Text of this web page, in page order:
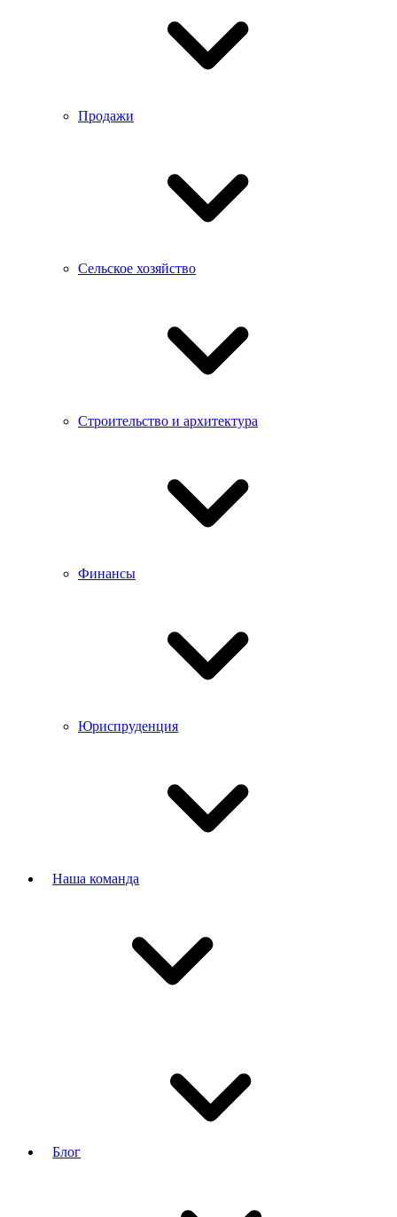
Продажи
Сельское хозяйство
Строительство и архитектура
Финансы
Юриспруденция
Наша команда
Блог